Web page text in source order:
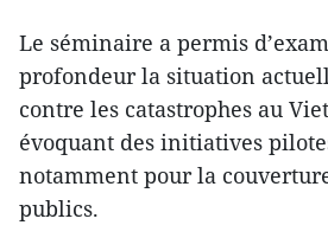
Le séminaire a permis
profondeur la situation
contre les catastrophes au
évoquant des initiatives
notamment pour la
publics.